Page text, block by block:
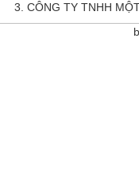
3. CÔNG TY TNHH